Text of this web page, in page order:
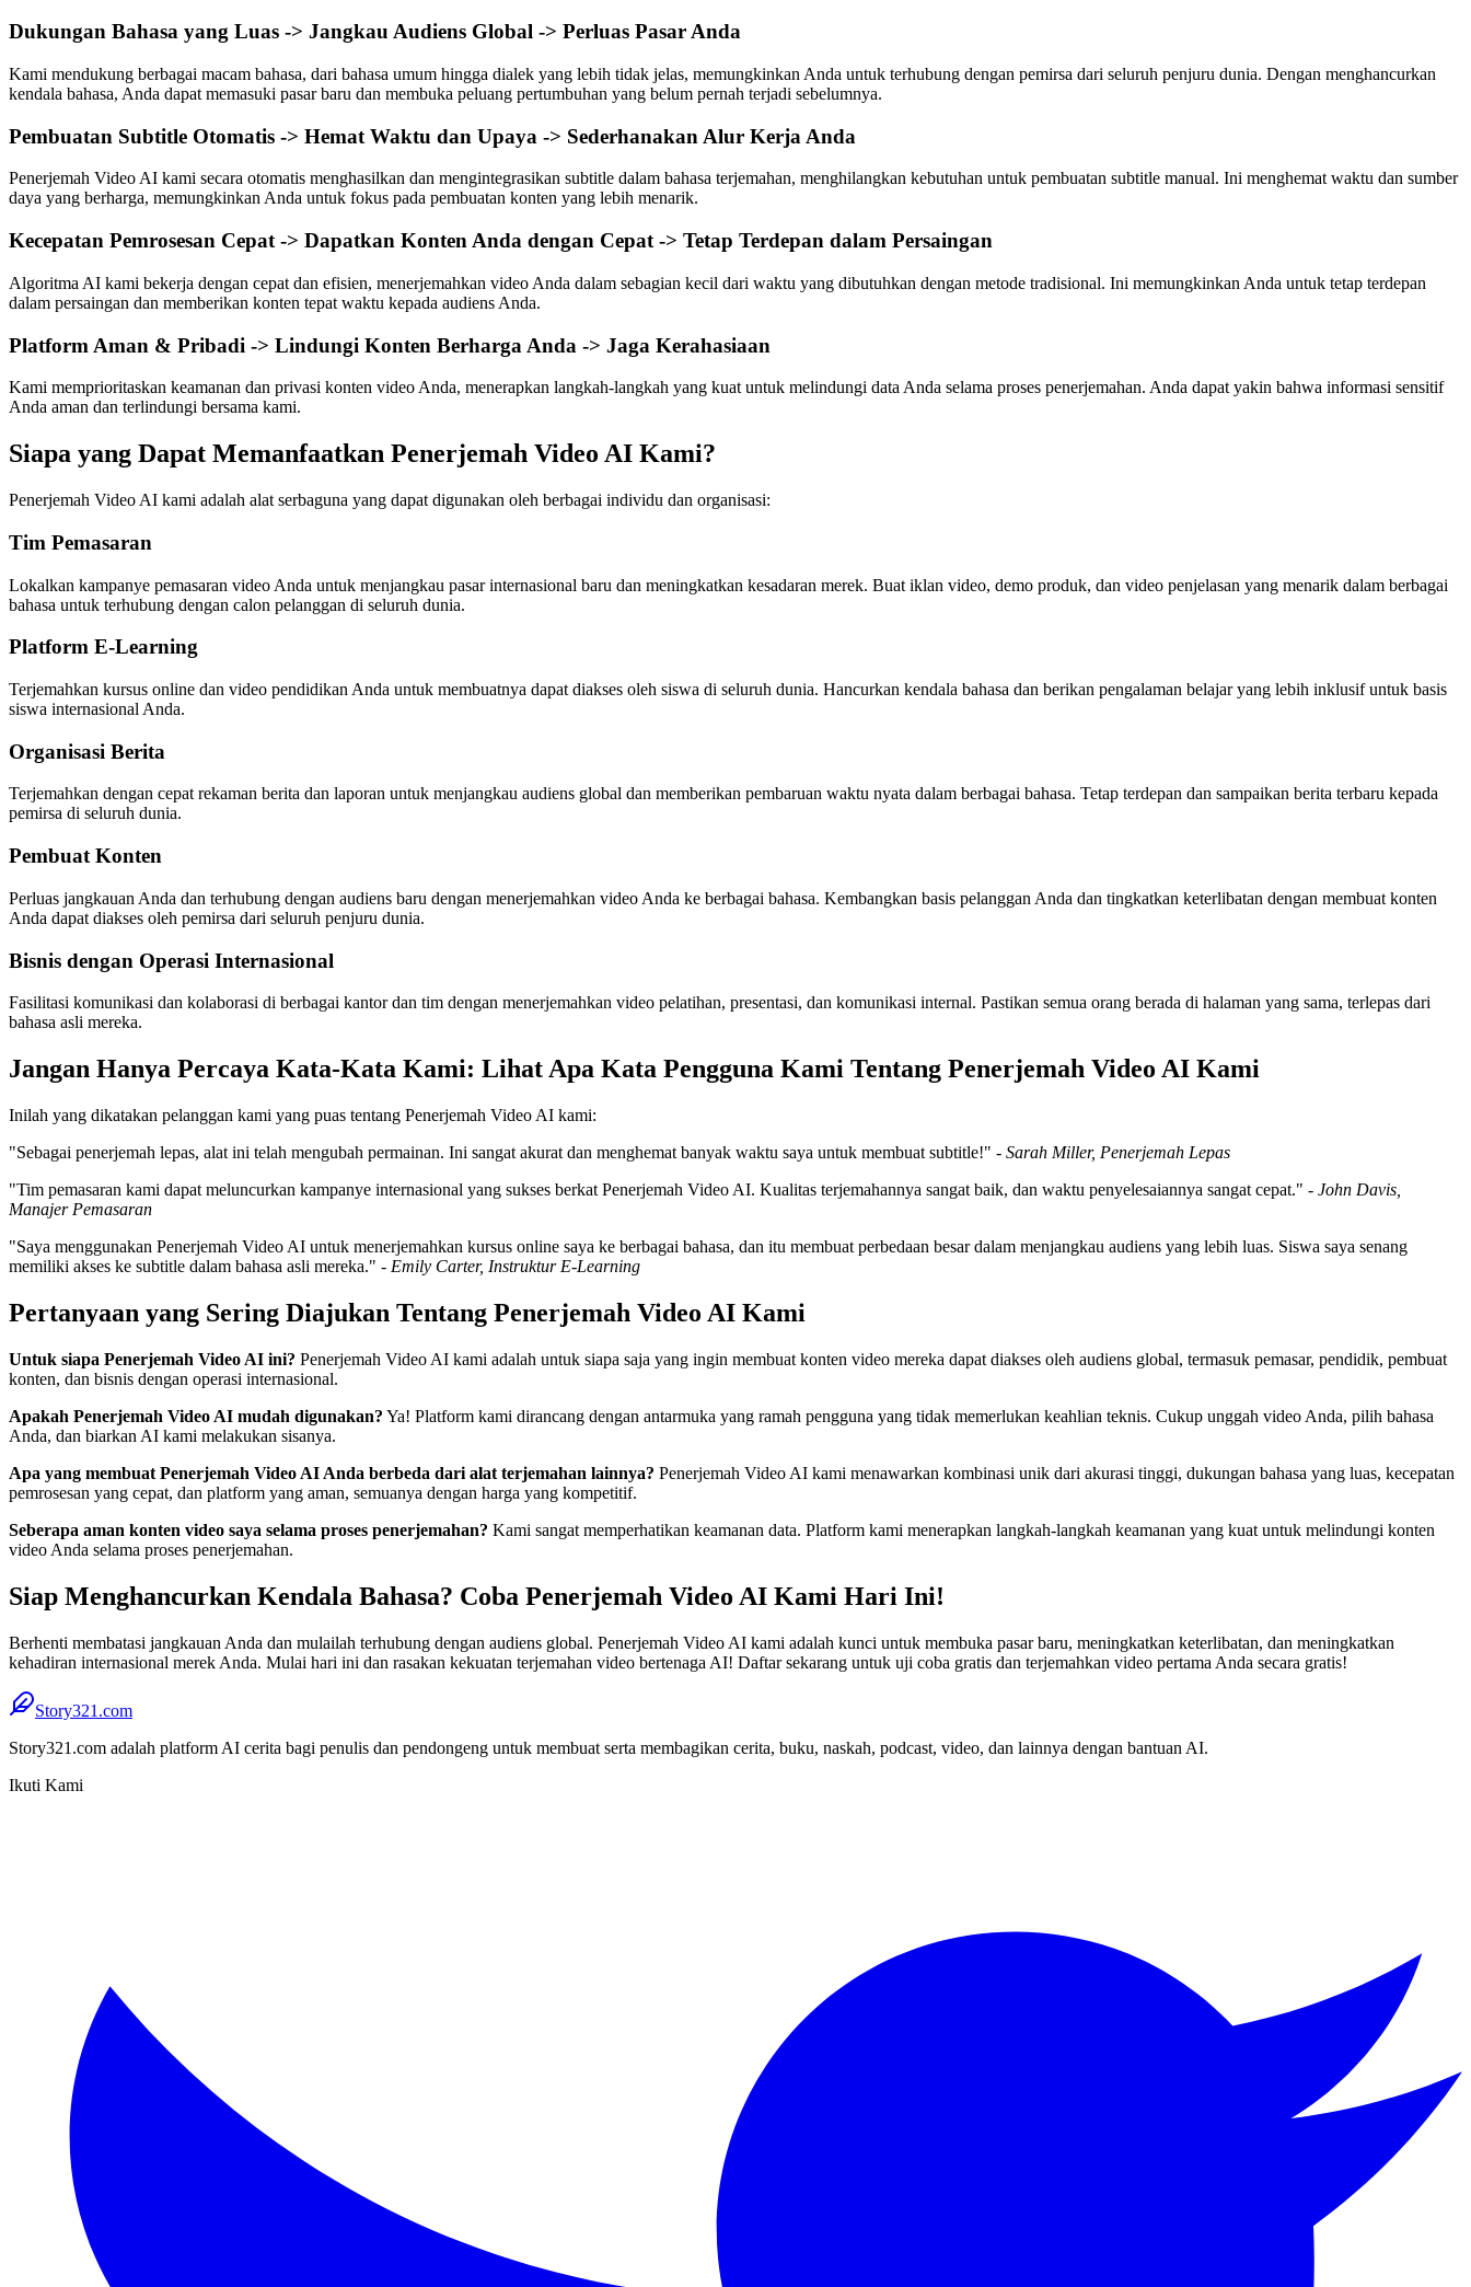
Dukungan Bahasa yang Luas -> Jangkau Audiens Global -> Perluas Pasar Anda
Kami mendukung berbagai macam bahasa, dari bahasa umum hingga dialek yang lebih tidak jelas, memungkinkan Anda untuk terhubung dengan pemirsa dari seluruh penjuru dunia. Dengan menghancurkan
kendala bahasa, Anda dapat memasuki pasar baru dan membuka peluang pertumbuhan yang belum pernah terjadi sebelumnya.
Pembuatan Subtitle Otomatis -> Hemat Waktu dan Upaya -> Sederhanakan Alur Kerja Anda
Penerjemah Video AI kami secara otomatis menghasilkan dan mengintegrasikan subtitle dalam bahasa terjemahan, menghilangkan kebutuhan untuk pembuatan subtitle manual. Ini menghemat waktu dan sumber
daya yang berharga, memungkinkan Anda untuk fokus pada pembuatan konten yang lebih menarik.
Kecepatan Pemrosesan Cepat -> Dapatkan Konten Anda dengan Cepat -> Tetap Terdepan dalam Persaingan
Algoritma AI kami bekerja dengan cepat dan efisien, menerjemahkan video Anda dalam sebagian kecil dari waktu yang dibutuhkan dengan metode tradisional. Ini memungkinkan Anda untuk tetap terdepan
dalam persaingan dan memberikan konten tepat waktu kepada audiens Anda.
Platform Aman & Pribadi -> Lindungi Konten Berharga Anda -> Jaga Kerahasiaan
Kami memprioritaskan keamanan dan privasi konten video Anda, menerapkan langkah-langkah yang kuat untuk melindungi data Anda selama proses penerjemahan. Anda dapat yakin bahwa informasi sensitif
Anda aman dan terlindungi bersama kami.
Siapa yang Dapat Memanfaatkan Penerjemah Video AI Kami?
Penerjemah Video AI kami adalah alat serbaguna yang dapat digunakan oleh berbagai individu dan organisasi:
Tim Pemasaran
Lokalkan kampanye pemasaran video Anda untuk menjangkau pasar internasional baru dan meningkatkan kesadaran merek. Buat iklan video, demo produk, dan video penjelasan yang menarik dalam berbagai
bahasa untuk terhubung dengan calon pelanggan di seluruh dunia.
Platform E-Learning
Terjemahkan kursus online dan video pendidikan Anda untuk membuatnya dapat diakses oleh siswa di seluruh dunia. Hancurkan kendala bahasa dan berikan pengalaman belajar yang lebih inklusif untuk basis
siswa internasional Anda.
Organisasi Berita
Terjemahkan dengan cepat rekaman berita dan laporan untuk menjangkau audiens global dan memberikan pembaruan waktu nyata dalam berbagai bahasa. Tetap terdepan dan sampaikan berita terbaru kepada
pemirsa di seluruh dunia.
Pembuat Konten
Perluas jangkauan Anda dan terhubung dengan audiens baru dengan menerjemahkan video Anda ke berbagai bahasa. Kembangkan basis pelanggan Anda dan tingkatkan keterlibatan dengan membuat konten
Anda dapat diakses oleh pemirsa dari seluruh penjuru dunia.
Bisnis dengan Operasi Internasional
Fasilitasi komunikasi dan kolaborasi di berbagai kantor dan tim dengan menerjemahkan video pelatihan, presentasi, dan komunikasi internal. Pastikan semua orang berada di halaman yang sama, terlepas dari
bahasa asli mereka.
Jangan Hanya Percaya Kata-Kata Kami: Lihat Apa Kata Pengguna Kami Tentang Penerjemah Video AI Kami
Inilah yang dikatakan pelanggan kami yang puas tentang Penerjemah Video AI kami:
"Sebagai penerjemah lepas, alat ini telah mengubah permainan. Ini sangat akurat dan menghemat banyak waktu saya untuk membuat subtitle!" - Sarah Miller, Penerjemah Lepas
"Tim pemasaran kami dapat meluncurkan kampanye internasional yang sukses berkat Penerjemah Video AI. Kualitas terjemahannya sangat baik, dan waktu penyelesaiannya sangat cepat." - John Davis,
Manajer Pemasaran
"Saya menggunakan Penerjemah Video AI untuk menerjemahkan kursus online saya ke berbagai bahasa, dan itu membuat perbedaan besar dalam menjangkau audiens yang lebih luas. Siswa saya senang
memiliki akses ke subtitle dalam bahasa asli mereka." - Emily Carter, Instruktur E-Learning
Pertanyaan yang Sering Diajukan Tentang Penerjemah Video AI Kami
Untuk siapa Penerjemah Video AI ini? Penerjemah Video AI kami adalah untuk siapa saja yang ingin membuat konten video mereka dapat diakses oleh audiens global, termasuk pemasar, pendidik, pembuat
konten, dan bisnis dengan operasi internasional.
Apakah Penerjemah Video AI mudah digunakan? Ya! Platform kami dirancang dengan antarmuka yang ramah pengguna yang tidak memerlukan keahlian teknis. Cukup unggah video Anda, pilih bahasa
Anda, dan biarkan AI kami melakukan sisanya.
Apa yang membuat Penerjemah Video AI Anda berbeda dari alat terjemahan lainnya? Penerjemah Video AI kami menawarkan kombinasi unik dari akurasi tinggi, dukungan bahasa yang luas, kecepatan
pemrosesan yang cepat, dan platform yang aman, semuanya dengan harga yang kompetitif.
Seberapa aman konten video saya selama proses penerjemahan? Kami sangat memperhatikan keamanan data. Platform kami menerapkan langkah-langkah keamanan yang kuat untuk melindungi konten
video Anda selama proses penerjemahan.
Siap Menghancurkan Kendala Bahasa? Coba Penerjemah Video AI Kami Hari Ini!
Berhenti membatasi jangkauan Anda dan mulailah terhubung dengan audiens global. Penerjemah Video AI kami adalah kunci untuk membuka pasar baru, meningkatkan keterlibatan, dan meningkatkan
kehadiran internasional merek Anda. Mulai hari ini dan rasakan kekuatan terjemahan video bertenaga AI! Daftar sekarang untuk uji coba gratis dan terjemahkan video pertama Anda secara gratis!
Story321.com
Story321.com adalah platform AI cerita bagi penulis dan pendongeng untuk membuat serta membagikan cerita, buku, naskah, podcast, video, dan lainnya dengan bantuan AI.
Ikuti Kami